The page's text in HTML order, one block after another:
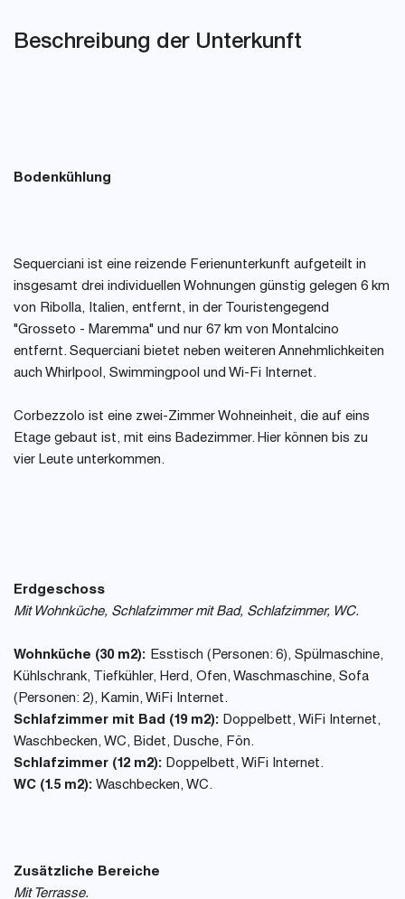
Beschreibung der Unterkunft
Bodenkühlung
Sequerciani ist eine reizende Ferienunterkunft aufgeteilt in
insgesamt drei individuellen Wohnungen günstig gelegen 6 km
von Ribolla, Italien, entfernt, in der Touristengegend
"Grosseto - Maremma" und nur 67 km von Montalcino
entfernt. Sequerciani bietet neben weiteren Annehmlichkeiten
auch Whirlpool, Swimmingpool und Wi-Fi Internet.
Corbezzolo ist eine zwei-Zimmer Wohneinheit, die auf eins
Etage gebaut ist, mit eins Badezimmer. Hier können bis zu
vier Leute unterkommen.
Erdgeschoss
Mit Wohnküche, Schlafzimmer mit Bad, Schlafzimmer, WC.
Wohnküche (30 m2): Esstisch (Personen: 6), Spülmaschine,
Kühlschrank, Tiefkühler, Herd, Ofen, Waschmaschine, Sofa
(Personen: 2), Kamin, WiFi Internet.
Schlafzimmer mit Bad (19 m2): Doppelbett, WiFi Internet,
Waschbecken, WC, Bidet, Dusche, Fön.
Schlafzimmer (12 m2): Doppelbett, WiFi Internet.
WC (1.5 m2): Waschbecken, WC.
Zusätzliche Bereiche
Mit Terrasse.